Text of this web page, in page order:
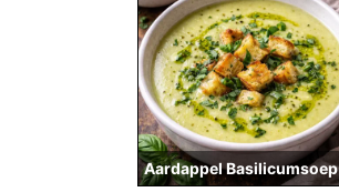
Aardappel Basilicumsoep